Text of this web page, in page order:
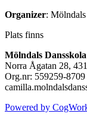
Organizer:
Plats finns
Mölndals Dansskola
Norra Ågatan 28,
Org.nr: 559259-8709
Powered by